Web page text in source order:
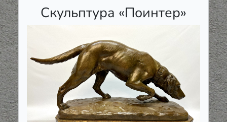
Скульптура «Поинтер»